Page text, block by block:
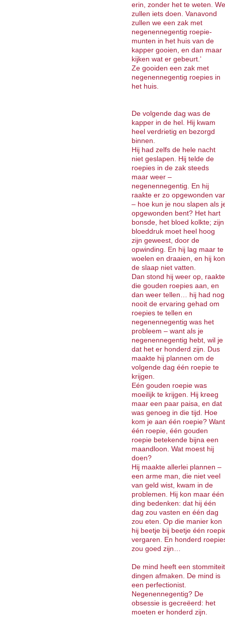
erin, zonder het te weten. We
zullen iets doen. Vanavond
zullen we een zak met
negenennegentig roepie-
munten in het huis van de
kapper gooien, en dan maar
kijken wat er gebeurt.’
Ze gooiden een zak met
negenennegentig roepies in
het huis.
De volgende dag was de
kapper in de hel. Hij kwam
heel verdrietig en bezorgd
binnen.
Hij had zelfs de hele nacht
niet geslapen. Hij telde de
roepies in de zak steeds
maar weer –
negenennegentig. En hij
raakte er zo opgewonden
– hoe kun je nou slapen als
opgewonden bent? Het hart
bonsde, het bloed kolkte; zijn
bloeddruk moet heel hoog
zijn geweest, door de
opwinding. En hij lag maar te
woelen en draaien, en hij kon
de slaap niet vatten.
Dan stond hij weer op, raakte
die gouden roepies aan, en
dan weer tellen… hij had nog
nooit de ervaring gehad om
roepies te tellen en
negenennegentig was het
probleem – want als je
negenennegentig hebt, wil je
dat het er honderd zijn. Dus
maakte hij plannen om de
volgende dag één roepie te
krijgen.
Eén gouden roepie was
moeilijk te krijgen. Hij kreeg
maar een paar paisa, en dat
was genoeg in die tijd. Hoe
kom je aan één roepie? Want
één roepie, één gouden
roepie betekende bijna een
maandloon. Wat moest hij
doen?
Hij maakte allerlei plannen –
een arme man, die niet veel
van geld wist, kwam in de
problemen. Hij kon maar één
ding bedenken: dat hij één
dag zou vasten en één dag
zou eten. Op die manier kon
hij beetje bij beetje één
vergaren. En honderd
zou goed zijn…
De mind heeft een
dingen afmaken. De mind is
een perfectionist.
Negenennegentig? De
obsessie is gecreëerd: het
moeten er honderd zijn.